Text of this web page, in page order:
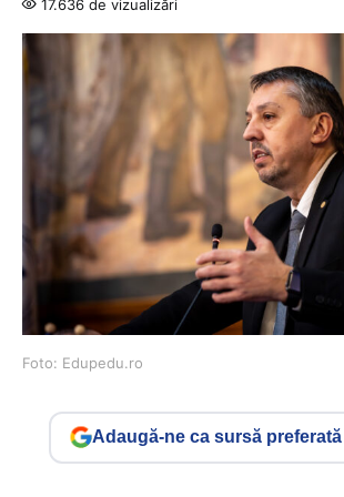
17.636 de vizualizări
Foto: Edupedu.ro
Adaugă-ne ca sursă